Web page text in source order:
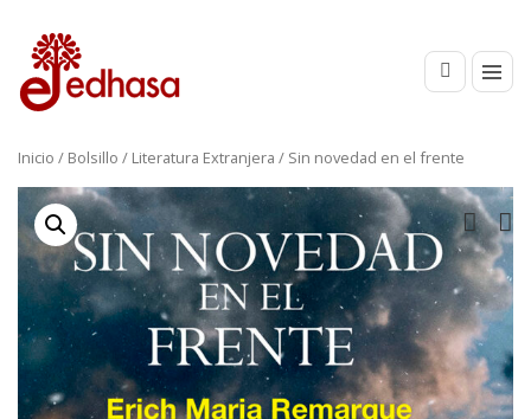
Inicio / Bolsillo / Literatura Extranjera / Sin novedad en el frente